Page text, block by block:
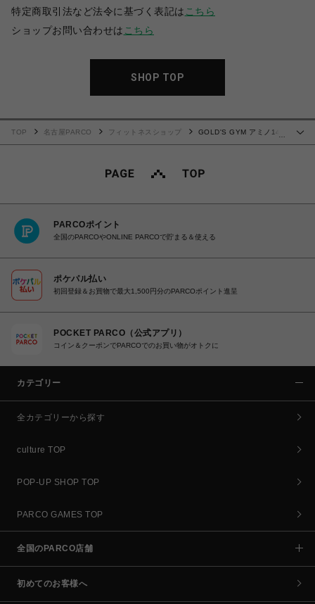
特定商取引法など法令に基づく表記は こちら
ショップお問い合わせは こちら
SHOP TOP
TOP 名古屋PARCO フィットネスショップ
GOLD'S GYM アミノ14
PARCOポイント
全国のPARCOやONLINE PARCOで貯まる＆使える
ポケパル払い
初回登録＆お買物で最大1,500円分のPARCOポイント進呈
POCKET PARCO（公式アプリ）
コイン＆クーポンでPARCOでのお買い物がオトクに
カテゴリー
全カテゴリーから探す
culture TOP
POP-UP SHOP TOP
PARCO GAMES TOP
全国のPARCO店舗
初めてのお客様へ